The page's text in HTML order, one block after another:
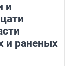
и
и раненых